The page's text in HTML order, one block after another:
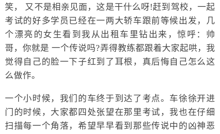
笑， 又不是相亲见面，这是干什么呀!赶到驾校，一起
考试的好多学员已经在一两大轿车跟前等候出发，几
个漂亮的女生看到我从出租车里钻出来，惊呼：帅
哥，你就是 一个传说吗?弄得教练都跟着大家起哄，我
觉得自己的脸一下子红到了耳根，真后悔自己怎么这
么做作。
一个小时候，我们的车终于到达了考点。车徐徐开进
门的时候，大家都四处张望在那里考试，我也在仔细
扫描每一个角落，希望早早看到那些传说中的凶神恶